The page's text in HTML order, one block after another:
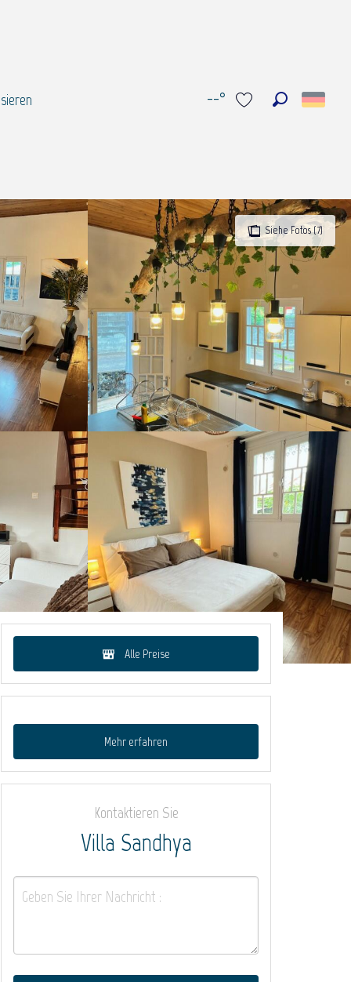
--°
Siehe Fotos (7)
Alle Preise
Mehr erfahren
Kontaktieren Sie
Villa Sandhya